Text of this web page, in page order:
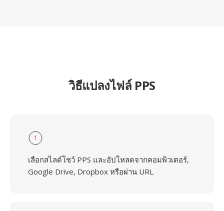
วิธีแปลงไฟล์ PPS
1
เลือกสไลด์โชว์ PPS และอัปโหลดจากคอมพิวเตอร์,
Google Drive, Dropbox หรือผ่าน URL